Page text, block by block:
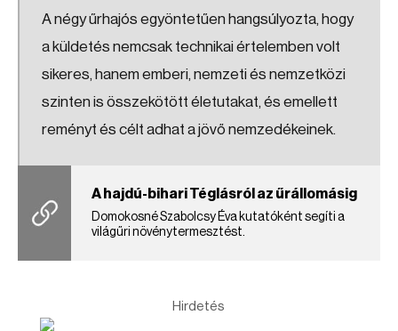
A négy űrhajós egyöntetűen hangsúlyozta, hogy
a küldetés nemcsak technikai értelemben volt
sikeres, hanem emberi, nemzeti és nemzetközi
szinten is összekötött életutakat, és emellett
reményt és célt adhat a jövő nemzedékeinek.
A hajdú-bihari Téglásról az űrállomásig
Domokosné Szabolcsy Éva kutatóként segíti a
világűri növénytermesztést.
Hirdetés